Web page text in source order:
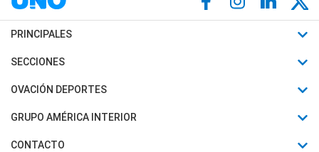
PRINCIPALES
Últimas Noticias
Política
SECCIONES
Horóscopo
Motores
OVACIÓN DEPORTES
Fútbol
Mundial
GRUPO AMÉRICA INTERIOR
Canal 7 en Vivo
CONTACTO